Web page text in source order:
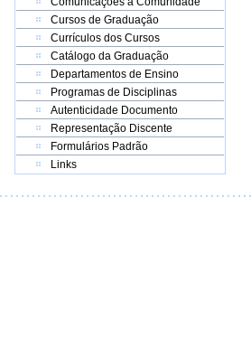
Cursos de Graduação
Currículos dos Cursos
Catálogo da Graduação
Departamentos de Ensino
Programas de Disciplinas
Autenticidade Documento
Representação Discente
Formulários Padrão
Links